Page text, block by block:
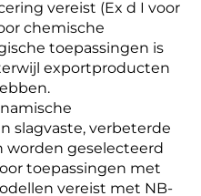
vereist (Ex d I voor
chemische
toepassingen is
exportproducten
slagvaste, verbeterde
worden geselecteerd
toepassingen met
vereist met NB-